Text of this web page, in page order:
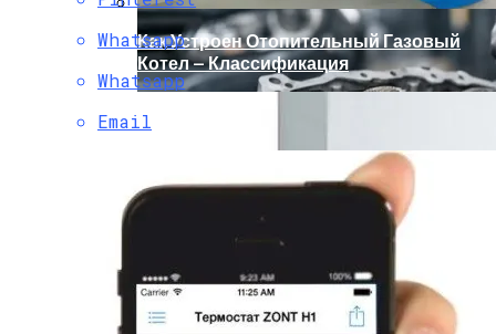
Как Устроен Отопительный Газовый
Котел — Классификация
Whatsapp
Whatsapp
Email